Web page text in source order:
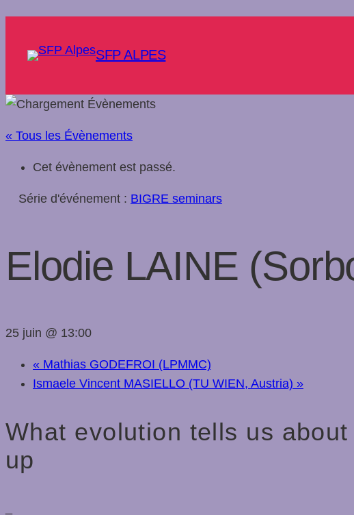
SFP ALPES
« Tous les Évènements
Cet évènement est passé.
Série d'événement : BIGRE seminars
Elodie LAINE
25 juin @ 13:00
« Mathias GODEFROI (LPMMC)
Ismaele Vincent MASIELLO (TU WIEN, Austria) »
What evolution tells us
up